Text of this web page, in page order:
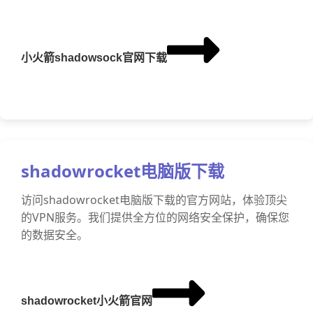
小火箭shadowsock官网下载
shadowrocket电脑版下载
访问shadowrocket电脑版下载的官方网站，体验顶尖
的VPN服务。我们提供全方位的网络安全保护，确保您
的数据安全。
shadowrocket小火箭官网